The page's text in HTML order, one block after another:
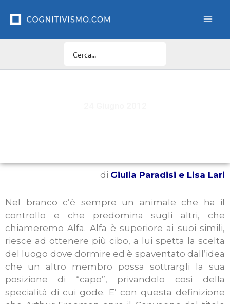
di Giulia Paradisi e Lisa Lari
Nel branco c’è sempre un animale che ha il
controllo e che predomina sugli altri, che
chiameremo Alfa. Alfa è superiore ai suoi simili,
riesce ad ottenere più cibo, a lui spetta la scelta
del luogo dove dormire ed è spaventato dall’idea
che un altro membro possa sottrargli la sua
posizione di “capo”, privandolo così della
specialità di cui gode. E’ con questa definizione